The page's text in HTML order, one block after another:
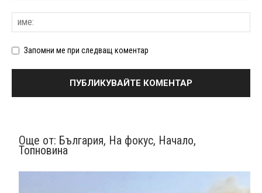
Запомни ме при следващ коментар
Още от: България, На фокус, Начало,
Топновина